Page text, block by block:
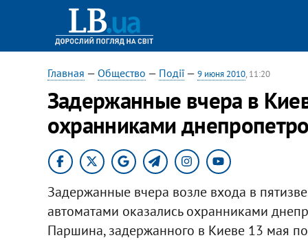
Главная — Общество — Події— 9 июня 2010, 11:20
Задержанные вчера в
охранниками
Задержанные вчера возле входа в
автоматами оказались охранниками
Паршина, задержанного в Киеве 13 мая